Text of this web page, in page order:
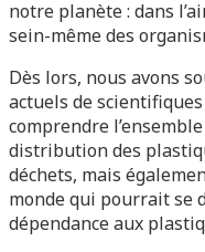
notre planète : dans
sein-même des
Dès lors, nous avons
actuels de
comprendre
distribution des
déchets, mais
monde qui pourrait se
dépendance aux